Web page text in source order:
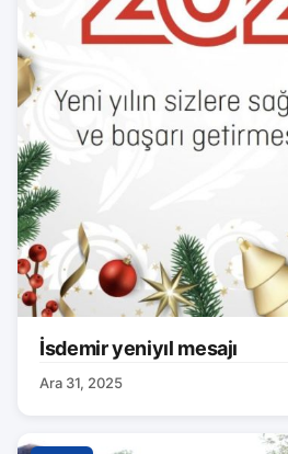
İsdemir yeniyıl mesajı
Ara 31, 2025